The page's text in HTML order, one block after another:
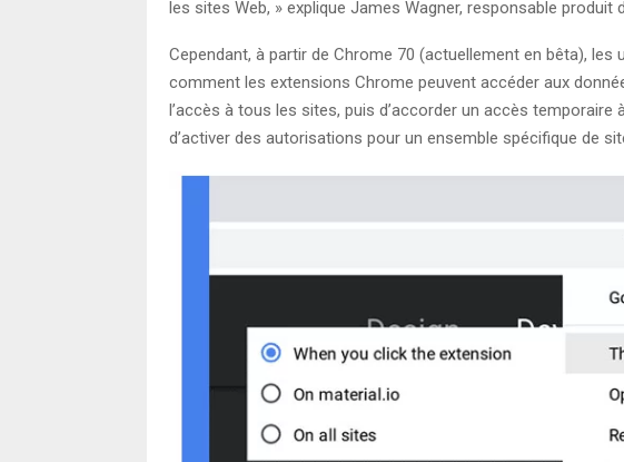
les sites Web, » explique James Wagner, responsable produit
Cependant, à partir de Chrome 70 (actuellement en bêta),
comment les extensions Chrome peuvent accéder aux
l’accès à tous les sites, puis d’accorder un accès
d’activer des autorisations pour un ensemble spécifique de